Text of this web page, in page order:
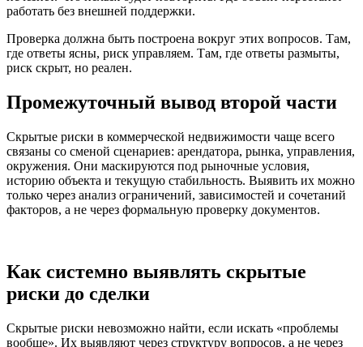
работать без внешней поддержки.
Проверка должна быть построена вокруг этих вопросов. Там,
где ответы ясны, риск управляем. Там, где ответы размыты,
риск скрыт, но реален.
Промежуточный вывод второй части
Скрытые риски в коммерческой недвижимости чаще всего
связаны со сменой сценариев: арендатора, рынка, управления,
окружения. Они маскируются под рыночные условия,
историю объекта и текущую стабильность. Выявить их можно
только через анализ ограничений, зависимостей и сочетаний
факторов, а не через формальную проверку документов.
Как системно выявлять скрытые
риски до сделки
Скрытые риски невозможно найти, если искать «проблемы
вообще». Их выявляют через структуру вопросов, а не через